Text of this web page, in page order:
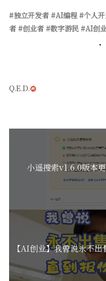
#独立开发者 #AI编程 #个人
者 #创业者 #数字游民 #AI创
Q.E.D.
小遥搜索v1.6.0版本
【AI创业】我曾说永不